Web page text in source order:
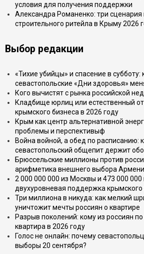
условия для получения поддержки
Александра Романенко: три
строительного ритейла в Крыму 2026
Выбор редакции
«Тихие убийцы» и спасение в субботу:
севастопольские «Дни здоровья»
Кого вычистят с рынка российской
Кладбище юрлиц или естественный
крымского бизнеса в 2026 году
Крым как центр альтернативной
проблемы и перспективыф
Война войной, а обед по расписанию:
севастопольский общепит держит
Брюссельские миллионы против
арифметика внешнего выбора
2 000 000 000 из Москвы и 473 000
двухуровневая поддержка крымского
Три миллиона в никуда: как мелкий
уничтожит мечты россиян о квартире
Разрыв поколений: кому из россиян
квартира в 2026 году
Голос не онлайн: почему
выборы 20 сентября?